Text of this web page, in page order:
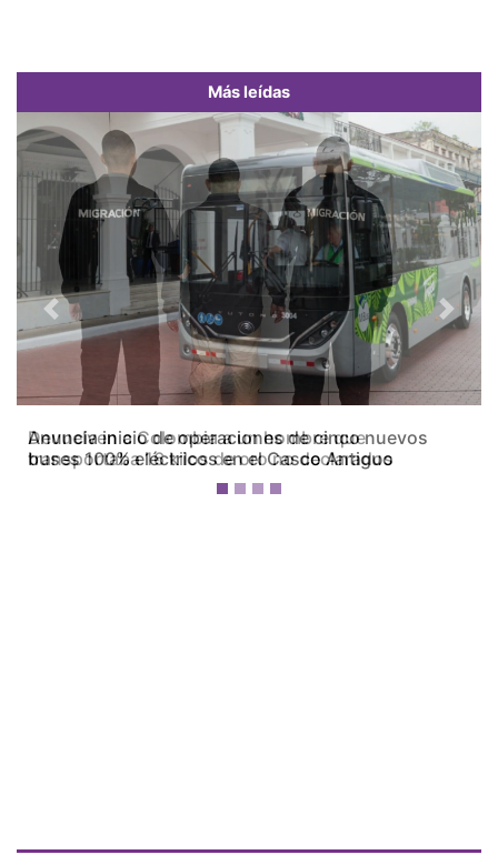
Más leídas
Devuelven a Colombia a un hombre que
transportaba 16 kilos de oro no declarados
Previous Next